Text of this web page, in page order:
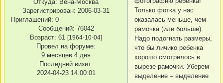
Откуда: Вена-Москва
Зарегистрирован: 2006-03-31
Приглашений: 0
Сообщений: 76042
Возраст: 61 [1964-10-04]
Провел на форуме:
9 месяцев 4 дня
Последний визит:
2024-04-23 14:00:01
Только фотка у нас
оказалась меньше, чем
рамочка (или больше).
Надо подогнать размеры,
что бы личико ребенка
хорошо смотрелось в
вырезе рамочки. Уберем
выделение – выделение